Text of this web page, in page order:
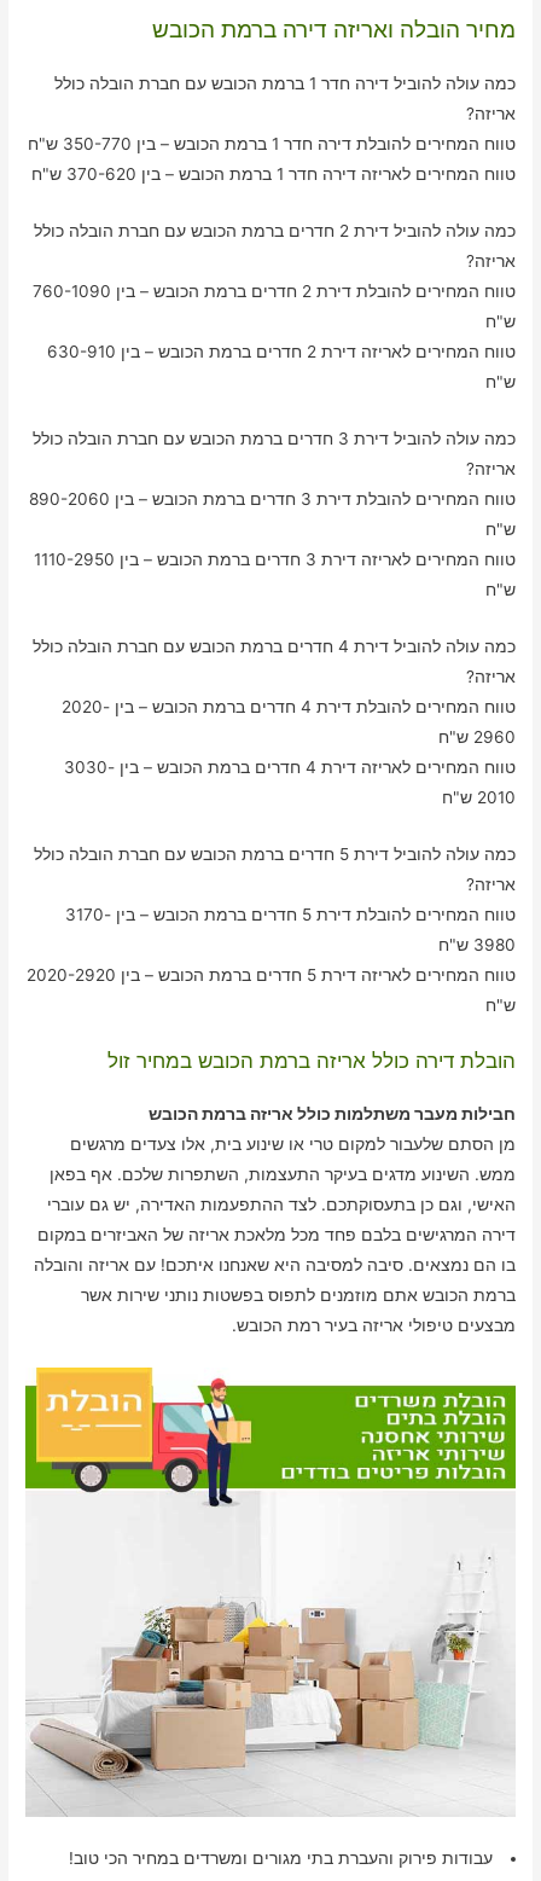
מחיר הובלה ואריזה דירה ברמת הכובש
כמה עולה להוביל דירה חדר 1 ברמת הכובש עם חברת הובלה כולל
אריזה?
טווח המחירים להובלת דירה חדר 1 ברמת הכובש – בין 350-770 ש"ח
טווח המחירים לאריזה דירה חדר 1 ברמת הכובש – בין 370-620 ש"ח
כמה עולה להוביל דירת 2 חדרים ברמת הכובש עם חברת הובלה כולל
אריזה?
טווח המחירים להובלת דירת 2 חדרים ברמת הכובש – בין 760-1090
ש"ח
טווח המחירים לאריזה דירת 2 חדרים ברמת הכובש – בין 630-910
ש"ח
כמה עולה להוביל דירת 3 חדרים ברמת הכובש עם חברת הובלה כולל
אריזה?
טווח המחירים להובלת דירת 3 חדרים ברמת הכובש – בין 890-2060
ש"ח
טווח המחירים לאריזה דירת 3 חדרים ברמת הכובש – בין 1110-2950
ש"ח
כמה עולה להוביל דירת 4 חדרים ברמת הכובש עם חברת הובלה כולל
אריזה?
טווח המחירים להובלת דירת 4 חדרים ברמת הכובש – בין 2020-
2960 ש"ח
טווח המחירים לאריזה דירת 4 חדרים ברמת הכובש – בין 3030-
2010 ש"ח
כמה עולה להוביל דירת 5 חדרים ברמת הכובש עם חברת הובלה כולל
אריזה?
טווח המחירים להובלת דירת 5 חדרים ברמת הכובש – בין 3170-
3980 ש"ח
טווח המחירים לאריזה דירת 5 חדרים ברמת הכובש – בין 2020-2920
ש"ח
הובלת דירה כולל אריזה ברמת הכובש במחיר זול
חבילות מעבר משתלמות כולל אריזה ברמת הכובש
מן הסתם שלעבור למקום טרי או שינוע בית, אלו צעדים מרגשים
ממש. השינוע מדגים בעיקר התעצמות, השתפרות שלכם. אף בפאן
האישי, וגם כן בתעסוקתכם. לצד ההתפעמות האדירה, יש גם עוברי
דירה המרגישים בלבם פחד מכל מלאכת אריזה של האביזרים במקום
בו הם נמצאים. סיבה למסיבה היא שאנחנו איתכם! עם אריזה והובלה
ברמת הכובש אתם מוזמנים לתפוס בפשטות נותני שירות אשר
מבצעים טיפולי אריזה בעיר רמת הכובש.
עבודות פירוק והעברת בתי מגורים ומשרדים במחיר הכי טוב!